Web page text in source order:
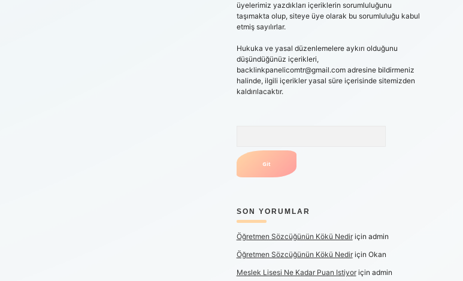
üyelerimiz yazdıkları içeriklerin sorumluluğunu
taşımakta olup, siteye üye olarak bu sorumluluğu kabul
etmiş sayılırlar.
Hukuka ve yasal düzenlemelere aykırı olduğunu
düşündüğünüz içerikleri,
backlinkpanelicomtr@gmail.comadresine bildirmeniz
halinde, ilgili içerikler yasal süre içerisinde sitemizden
kaldırılacaktır.
SON YORUMLAR
Öğretmen Sözcüğünün Kökü Nediriçin admin
Öğretmen Sözcüğünün Kökü Nediriçin Okan
Meslek Lisesi Ne Kadar Puan Istiyoriçin admin